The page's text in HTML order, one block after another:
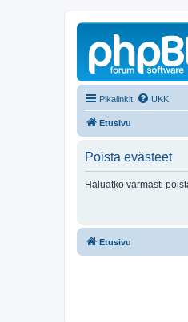
Pikalinkit UKK
Etusivu
Poista evästeet
Haluatko varmasti
Etusivu